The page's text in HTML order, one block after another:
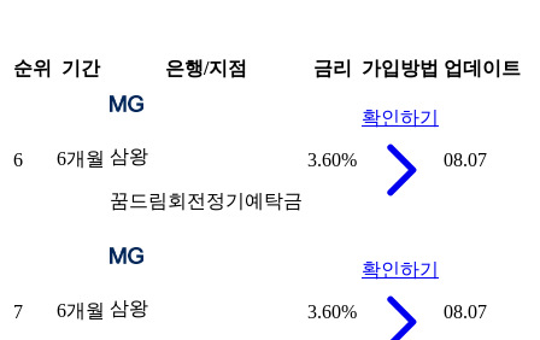
순위 기간 은행/지점 금리 가입방법 업데이트
6 6개월 삼왕
꿈드림회전정기예탁금
3.60%
확인하기
08.07
7 6개월 삼왕 3.60%
확인하기
08.07